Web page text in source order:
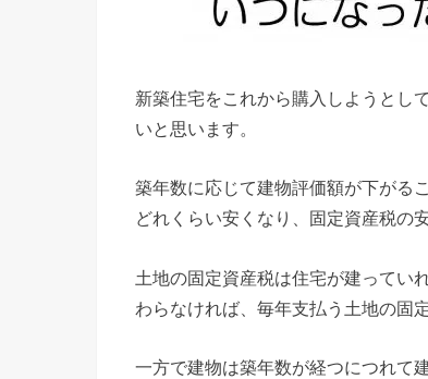
新築住宅をこれから購入しようとし
いと思います。
築年数に応じて建物評価額が下がる
どれくらい安くなり、固定資産税の
土地の固定資産税は住宅が建ってい
わらなければ、毎年支払う土地の固
一方で建物は築年数が経つにつれて